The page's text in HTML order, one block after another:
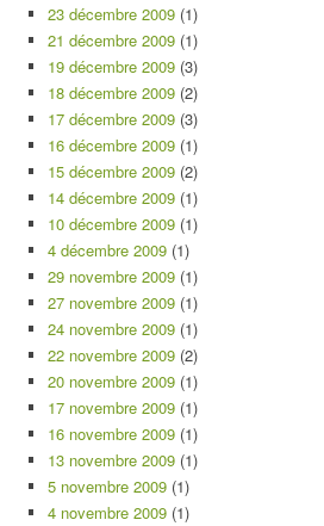
23 décembre 2009 (1)
21 décembre 2009 (1)
19 décembre 2009 (3)
18 décembre 2009 (2)
17 décembre 2009 (3)
16 décembre 2009 (1)
15 décembre 2009 (2)
14 décembre 2009 (1)
10 décembre 2009 (1)
4 décembre 2009 (1)
29 novembre 2009 (1)
27 novembre 2009 (1)
24 novembre 2009 (1)
22 novembre 2009 (2)
20 novembre 2009 (1)
17 novembre 2009 (1)
16 novembre 2009 (1)
13 novembre 2009 (1)
5 novembre 2009 (1)
4 novembre 2009 (1)